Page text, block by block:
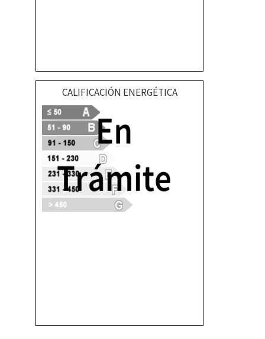
CALIFICACIÓN ENERGÉTICA